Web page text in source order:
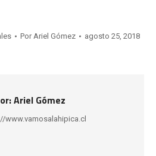
PorAriel Gómez agosto 25, 2018
Ariel Gómez
www.vamosalahipica.cl